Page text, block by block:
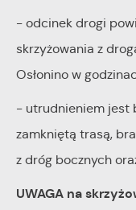
- odcinek drogi
skrzyżowania z
Osłonino w
- utrudnieniem jest
zamkniętą trasą,
z dróg bocznych
UWAGA na